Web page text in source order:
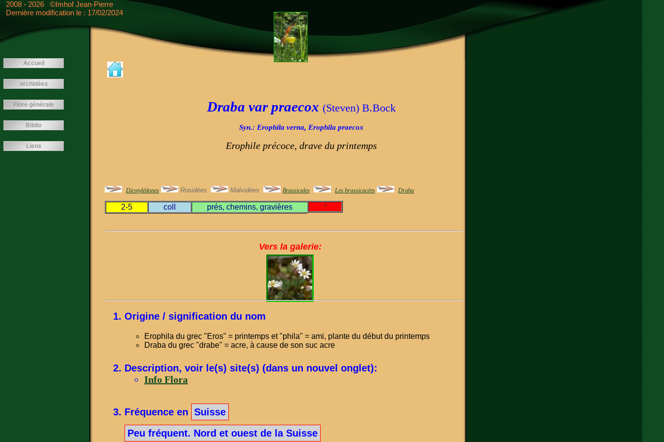
<---- -->
Accueil
orchidées
Flore générale
Biblio
Liens
Draba var praecox (Steven) B.Bock
Syn.: Erophila verna, Erophila praecox
Erophile précoce, drave du printemps
2008 - 2026 ©Imhof Jean-Pierre
Dernière modification le : 17/02/2024
Dicotylédones Rosidées Malvidées Brassicales Les brassicacées Draba
2-5 coll prés, chemins, gravières ?
Vers la galerie:
Origine / signification du nom
Erophila du grec "Eros" = printemps et "phila" = ami, plante du début du printemps
Draba du grec "drabe" = acre, à cause de son suc acre
Description, voir le(s) site(s) (dans un nouvel onglet):
Info Flora
Fréquence en Suisse
Peu fréquent. Nord et ouest de la Suisse